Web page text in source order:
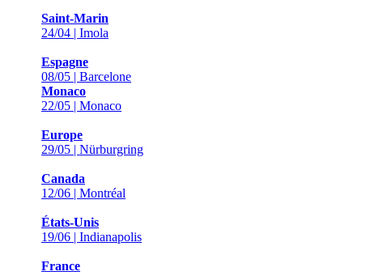
Saint-Marin
24/04 | Imola
Espagne
08/05 | Barcelone
Monaco
22/05 | Monaco
Europe
29/05 | Nürburgring
Canada
12/06 | Montréal
États-Unis
19/06 | Indianapolis
France